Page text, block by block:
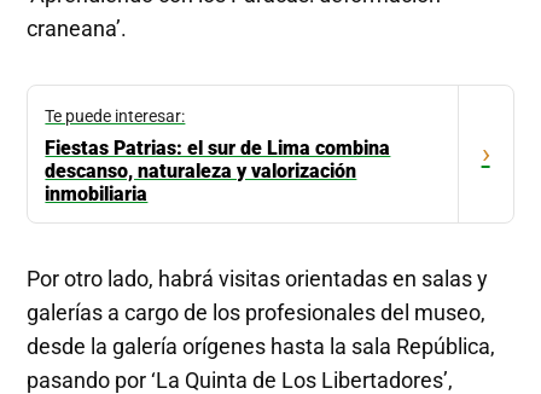
craneana’.
Te puede interesar:
Fiestas Patrias: el sur de Lima combina
descanso, naturaleza y valorización
inmobiliaria
›
Por otro lado, habrá visitas orientadas en salas y
galerías a cargo de los profesionales del museo,
desde la galería orígenes hasta la sala República,
pasando por ‘La Quinta de Los Libertadores’,